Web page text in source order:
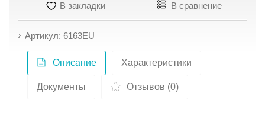
В закладки В сравнение
Артикул: 6163EU
Описание Характеристики
Документы Отзывов (0)